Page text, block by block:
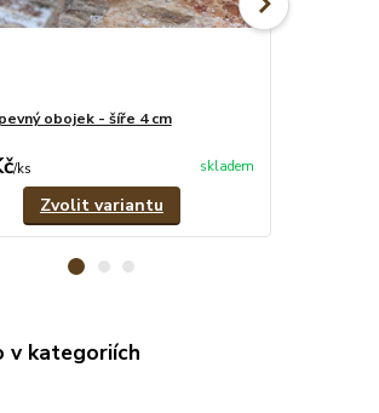
obojek - šíře 4 cm
/ks skladem
Zvolit variantu
v kategoriích